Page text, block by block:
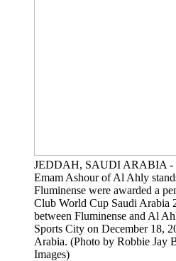
JEDDAH, SAUDI ARABIA -
Emam Ashour of Al Ahly
Fluminense were awarded a
Club World Cup Saudi Arabia
between Fluminense and Al
Sports City on December 18,
Arabia. (Photo by Robbie Jay
Images)